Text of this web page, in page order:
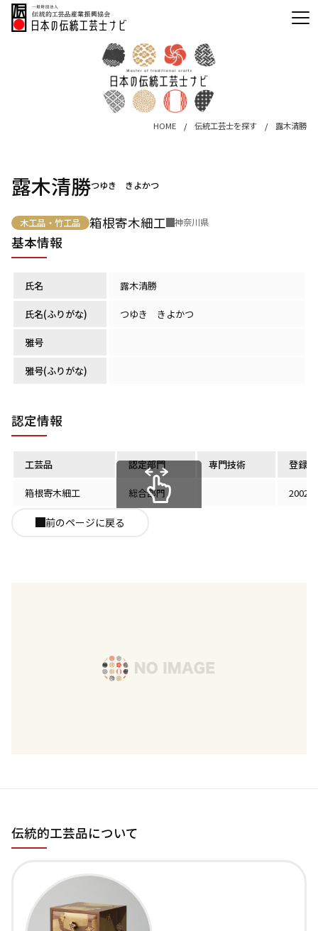
HOME 伝統工芸士を探す 露木清勝
露木清勝つゆき きよかつ
木工品・竹工品 箱根寄木細工 神奈川県
基本情報
氏名 露木清勝
氏名(ふりがな) つゆき きよかつ
雅号
雅号(ふりがな)
認定情報
工芸品 認定部門 専門技術 登録
箱根寄木細工 総合部門 2002
前のページに戻る
伝統的工芸品について